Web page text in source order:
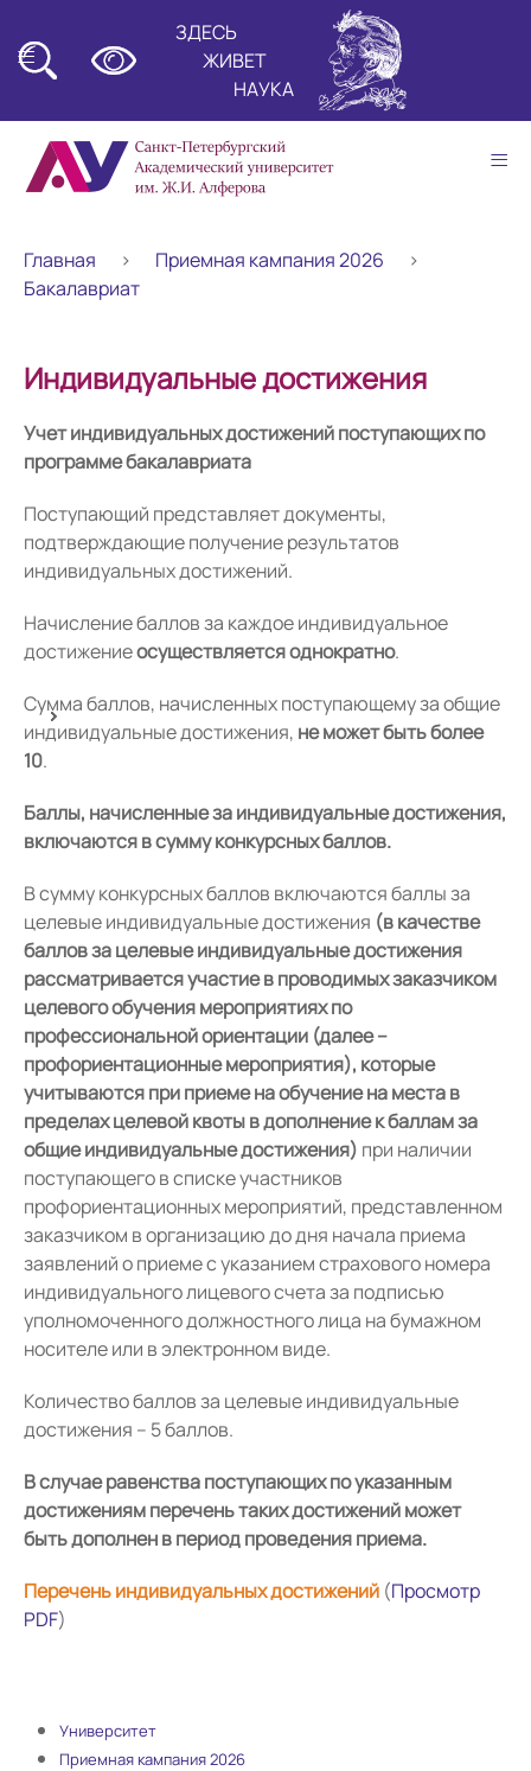
ЗДЕСЬ
ЖИВЕТ
НАУКА
Главная
Приемная кампания 2026
Бакалавриат
Индивидуальные достижения
Учет индивидуальных достижений поступающих по
программе бакалавриата
Поступающий представляет документы,
подтверждающие получение результатов
индивидуальных достижений.
Начисление баллов за каждое индивидуальное
достижениеосуществляется однократно.
Сумма баллов, начисленных поступающему за общие
индивидуальные достижения, не может быть более
10.
Баллы, начисленные за индивидуальные достижения,
включаются в сумму конкурсных баллов.
В сумму конкурсных баллов включаются баллы за
целевые индивидуальные достижения (в качестве
баллов за целевые индивидуальные достижения
рассматривается участие в проводимых заказчиком
целевого обучения мероприятиях по
профессиональной ориентации (далее –
профориентационные мероприятия), которые
учитываются при приеме на обучение на места в
пределах целевой квоты в дополнение к баллам за
общие индивидуальные достижения) при наличии
поступающего в списке участников
профориентационных мероприятий, представленном
заказчиком в организацию до дня начала приема
заявлений о приеме с указанием страхового номера
индивидуального лицевого счета за подписью
уполномоченного должностного лица на бумажном
носителе или в электронном виде.
Количество баллов за целевые индивидуальные
достижения – 5 баллов.
В случае равенства поступающих по указанным
достижениям перечень таких достижений может
быть дополнен в период проведения приема.
Перечень индивидуальных достижений (Просмотр
PDF)
Университет
Приемная кампания 2026
≡
≡